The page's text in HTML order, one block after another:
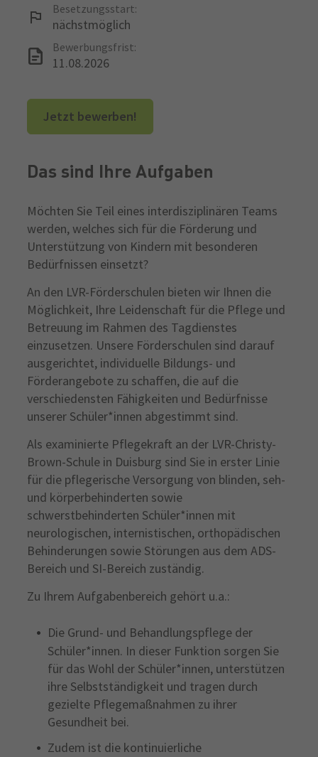
Besetzungsstart:
nächstmöglich
Bewerbungsfrist:
11.08.2026
Jetzt bewerben!
Das sind Ihre Aufgaben
Möchten Sie Teil eines interdisziplinären Teams
werden, welches sich für die Förderung und
Unterstützung von Kindern mit besonderen
Bedürfnissen einsetzt?
An den LVR-Förderschulen bieten wir Ihnen die
Möglichkeit, Ihre Leidenschaft für die Pflege und
Betreuung im Rahmen des Tagdienstes
einzusetzen. Unsere Förderschulen sind darauf
ausgerichtet, individuelle Bildungs- und
Förderangebote zu schaffen, die auf die
verschiedensten Fähigkeiten und Bedürfnisse
unserer Schüler*innen abgestimmt sind.
Als examinierte Pflegekraft an der LVR-Christy-
Brown-Schule in Duisburg sind Sie in erster Linie
für die pflegerische Versorgung von blinden, seh-
und körperbehinderten sowie
schwerstbehinderten Schüler*innen mit
neurologischen, internistischen, orthopädischen
Behinderungen sowie Störungen aus dem ADS-
Bereich und SI-Bereich zuständig.
Zu Ihrem Aufgabenbereich gehört u.a.:
Die Grund- und Behandlungspflege der
Schüler*innen. In dieser Funktion sorgen Sie
für das Wohl der Schüler*innen, unterstützen
ihre Selbstständigkeit und tragen durch
gezielte Pflegemaßnahmen zu ihrer
Gesundheit bei.
Zudem ist die kontinuierliche